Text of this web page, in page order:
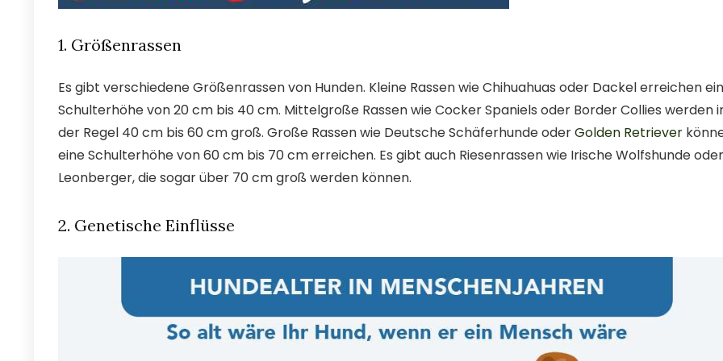
1. Größenrassen
Es gibt verschiedene Größenrassen von Hunden. Kleine Rassen wie Chihuahuas oder Dackel erreichen
Schulterhöhe von 20 cm bis 40 cm. Mittelgroße Rassen wie Cocker Spaniels oder Border Collies werden
der Regel 40 cm bis 60 cm groß. Große Rassen wie Deutsche Schäferhunde oderGolden Retriever
eine Schulterhöhe von 60 cm bis 70 cm erreichen. Es gibt auch Riesenrassen wie Irische Wolfshunde oder
Leonberger, die sogar über 70 cm groß werden können.
2. Genetische Einflüsse